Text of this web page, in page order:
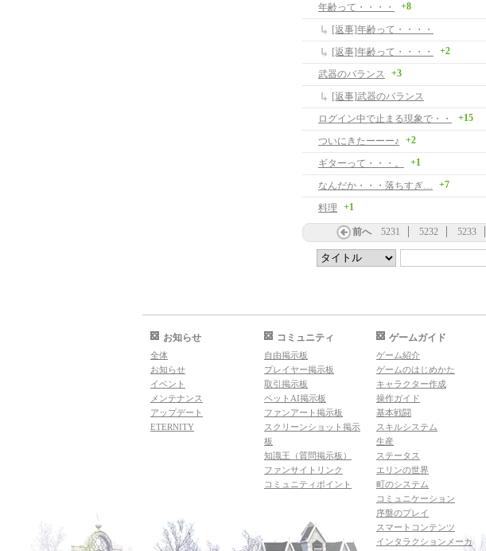
年齢って・・・・
+8
[返事]年齢って・・・・
[返事]年齢って・・・・
+2
武器のバランス
+3
[返事]武器のバランス
ログイン中で止まる現象で・・
+15
ついにきたーーー♪
+2
ギターって・・・。
+1
なんだか・・・落ちすぎ…
+7
料理
+1
前へ 5231 5232 5233
お知らせ
全体
お知らせ
イベント
メンテナンス
アップデート
ETERNITY
コミュニティ
自由掲示板
プレイヤー掲示板
取引掲示板
ペットAI掲示板
ファンアート掲示板
スクリーンショット掲示
板
知識王（質問掲示板）
ファンサイトリンク
コミュニティポイント
ゲームガイド
ゲーム紹介
ゲームのはじめかた
キャラクター作成
操作ガイド
基本戦闘
スキルシステム
生産
ステータス
エリンの世界
町のシステム
コミュニケーション
序盤のプレイ
スマートコンテンツ
インタラクションメーカ